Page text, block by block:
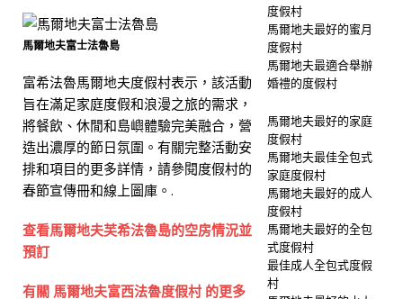
馬爾地夫富士法魯島
富希法魯馬爾地夫度假村表示，該活動
旨在滿足家庭度假和浪漫之旅的需求，
將餐飲、休閒和島嶼體驗完美融合，營
造出濃厚的節日氛圍。有關完整活動安
排和項目的更多詳情，請參閱度假村的
春節宣傳冊和線上圖庫。.
查看馬爾地夫芙希法魯島的空房情況並
預訂
有關 馬爾地夫富西法魯度假村 的更多
度假村
馬爾地夫最好的蜜月
度假村
馬爾地夫最適合舉辦
婚禮的度假村
馬爾地夫最好的家庭
度假村
馬爾地夫最佳全包式
家庭度假村
馬爾地夫最好的成人
度假村
馬爾地夫最好的全包
式度假村
最佳成人全包式度假
村